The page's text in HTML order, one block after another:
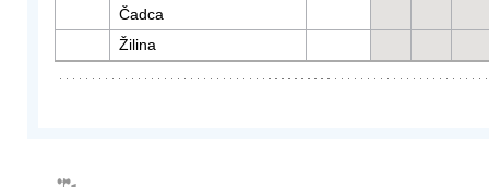
Čadca
Žilina